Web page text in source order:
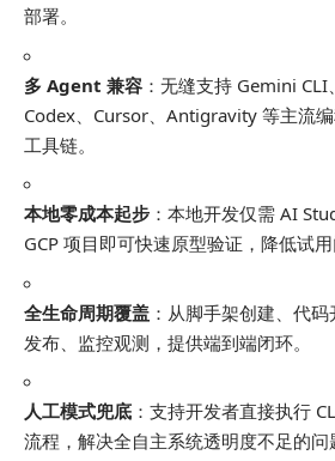
部署。
多 Agent 兼容 ：无缝支持 Gemini CLI
Codex、Cursor、Antigravity 等主流
工具链。
本地零成本起步 ：本地开发仅需 AI
GCP 项目即可快速原型验证，降低试用
全生命周期覆盖 ：从脚手架创建、代
发布、监控观测，提供端到端闭环。
人工模式兜底 ：支持开发者直接执行
流程，解决全自主系统透明度不足的问